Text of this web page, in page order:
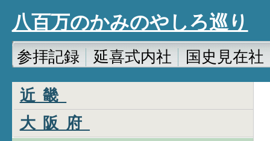
八百万のかみのやしろ巡り
参拝記録 延喜式内社 国史見在社
近畿
大阪府